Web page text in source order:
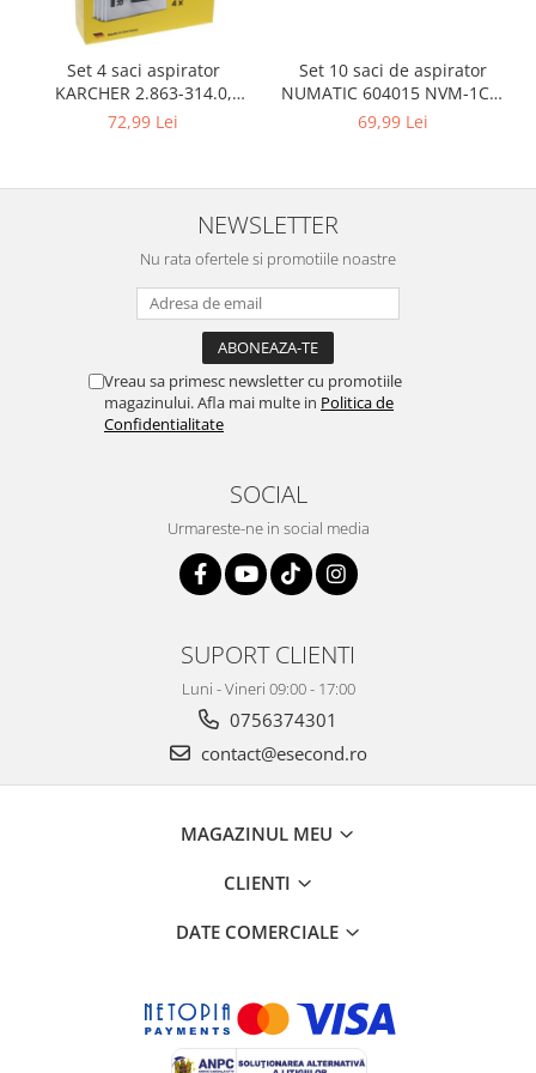
Igiena si ingrijire
Jucarii si Jocuri
Maternitate
Petshop
Igiena animale de companie
Mobila si transport animale de
Zgarzi, lese si hamuri
PC, Periferice & Software
Componente PC
Desktop PC & Monitoare
Retelistica & Supraveghere
Servere, Componente & UPS
Accesorii antrenament
Camping
Camere video si sport
Set 4 saci aspirator
KARCHER 2.863-314.0,
compatibil cu WD, KWD, SE
72,99 Lei
Set 10 saci de aspirator
NUMATIC 604015 NVM-1CH,
9L
69,99 Lei
NEWSLETTER
Nu rata ofertele si promotiile noastre
Vreau sa primesc newsletter cu promotiile
magazinului. Afla mai multe in Politica de
Confidentialitate
SOCIAL
Urmareste-ne in social media
SUPORT CLIENTI
Luni - Vineri 09:00 - 17:00
0756374301
contact@esecond.ro
MAGAZINUL MEU
CLIENTI
DATE COMERCIALE